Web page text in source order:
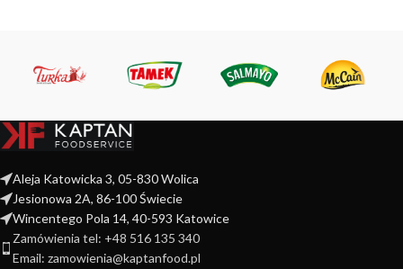
Aleja Katowicka 3, 05-830 Wolica
Jesionowa 2A, 86-100 Świecie
Wincentego Pola 14, 40-593 Katowice
Zamówienia tel: +48 516 135 340
Email: zamowienia@kaptanfood.pl